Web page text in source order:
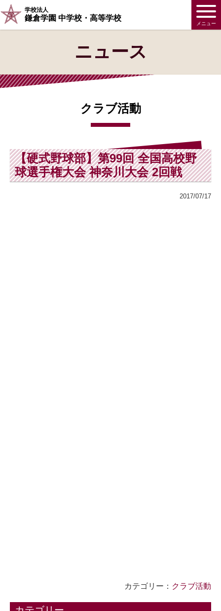
学校法人
鎌倉学園 中学校・高等学校
メニュー
ニュース
クラブ活動
【硬式野球部】第99回 全国高校野
球選手権大会 神奈川大会 2回戦
2017/07/17
カテゴリー： クラブ活動